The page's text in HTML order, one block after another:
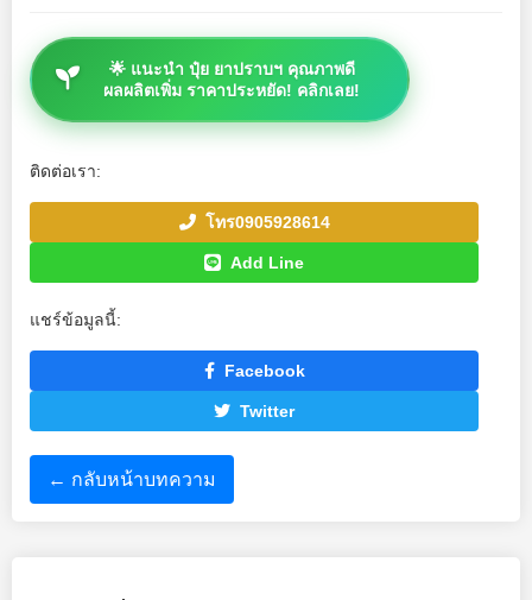
🌟 แนะนำ ปุ๋ย ยาปราบฯ คุณภาพดี
ผลผลิตเพิ่ม ราคาประหยัด! คลิกเลย!
ติดต่อเรา:
โทร0905928614
Add Line
แชร์ข้อมูลนี้:
Facebook
Twitter
← กลับหน้าบทความ